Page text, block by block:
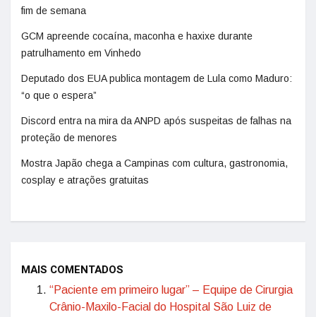
fim de semana
GCM apreende cocaína, maconha e haxixe durante
patrulhamento em Vinhedo
Deputado dos EUA publica montagem de Lula como Maduro:
“o que o espera”
Discord entra na mira da ANPD após suspeitas de falhas na
proteção de menores
Mostra Japão chega a Campinas com cultura, gastronomia,
cosplay e atrações gratuitas
MAIS COMENTADOS
“Paciente em primeiro lugar” – Equipe de Cirurgia
Crânio-Maxilo-Facial do Hospital São Luiz de